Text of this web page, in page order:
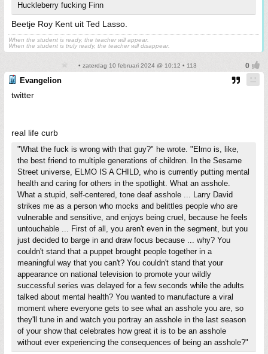
Huckleberry fucking Finn
Beetje Roy Kent uit Ted Lasso.
When the student is ready, the teacher will appear.
When the student is truly ready, the teacher will disappear.
• zaterdag 10 februari 2024 @ 10:12 • 113
Evangelion
twitter
real life curb
"What the fuck is wrong with that guy?" he wrote. "Elmo is, like,
the best friend to multiple generations of children. In the Sesame
Street universe, ELMO IS A CHILD, who is currently putting mental
health and caring for others in the spotlight. What an asshole.
What a stupid, self-centered, tone deaf asshole ... Larry David
strikes me as a person who mocks and belittles people who are
vulnerable and sensitive, and enjoys being cruel, because he feels
untouchable ... First of all, you aren't even in the segment, but you
just decided to barge in and draw focus because ... why? You
couldn't stand that a puppet brought people together in a
meaningful way that you can't? You couldn't stand that your
appearance on national television to promote your wildly
successful series was delayed for a few seconds while the adults
talked about mental health? You wanted to manufacture a viral
moment where everyone gets to see what an asshole you are, so
they'll tune in and watch you portray an asshole in the last season
of your show that celebrates how great it is to be an asshole
without ever experiencing the consequences of being an asshole?"